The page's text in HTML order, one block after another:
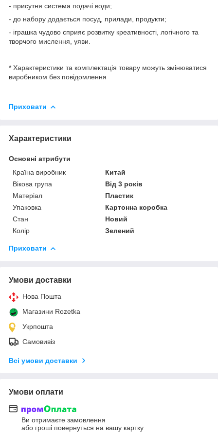
- присутня система подачі води;
- до набору додається посуд, прилади, продукти;
- іграшка чудово сприяє розвитку креативності, логічного та
творчого мислення, уяви.
* Характеристики та комплектація товару можуть змінюватися
виробником без повідомлення
Приховати
Характеристики
Основні атрибути
Країна виробник
Китай
Вікова група
Від 3 років
Матеріал
Пластик
Упаковка
Картонна коробка
Стан
Новий
Колір
Зелений
Приховати
Умови доставки
Нова Пошта
Магазини Rozetka
Укрпошта
Самовивіз
Всі умови доставки
Умови оплати
Ви отримаєте замовлення
або гроші повернуться на вашу картку